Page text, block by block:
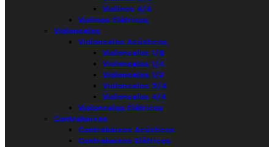
Violinos 4/4
Violinos Elétricos
Violoncelos
Violoncelos Acústicos
Violoncelos 1/8
Violoncelos 1/4
Violoncelos 1/2
Violoncelos 3/4
Violoncelos 4/4
Violoncelos Elétricos
Contrabaixos
Contrabaixos Acústicos
Contrabaixos Elétricos